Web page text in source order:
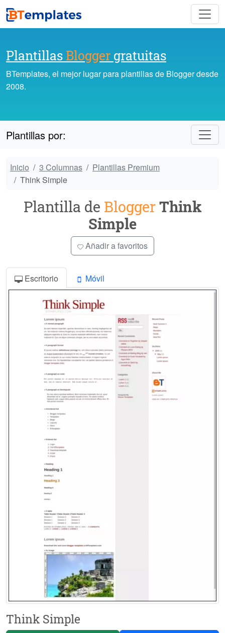
Plantillas Blogger gratuitas
BTemplates, el mejor lugar para plantillas de Blogger desde
2008.
Plantillas por:
Inicio 3 Columnas
Plantillas Premium
Think Simple
Plantilla de BloggerThink
Simple
Añadir a favoritos
Think Simple
Escritorio Móvil